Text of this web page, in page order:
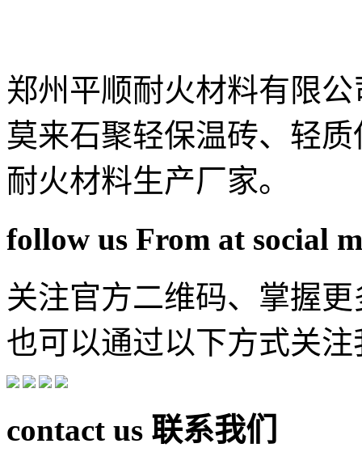
郑州平顺耐火材料有限
莫来石聚轻保温砖、轻
耐火材料生产厂家。
follow us From at social
关注官方二维码、掌握
也可以通过以下方式关注
contact us 联系我们